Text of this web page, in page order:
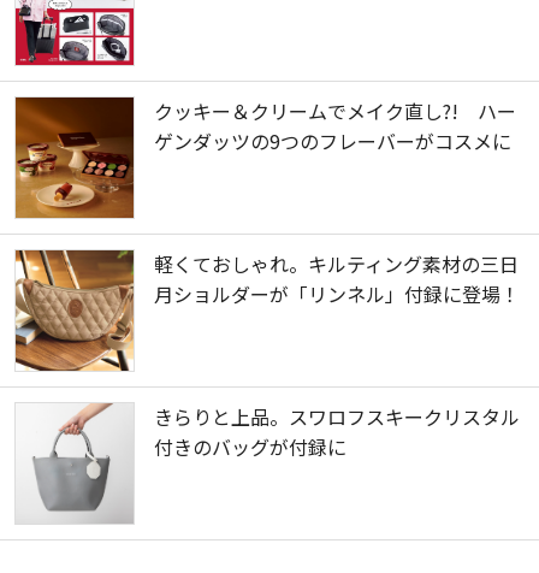
クッキー＆クリームでメイク直し?! ハー
ゲンダッツの9つのフレーバーがコスメに
軽くておしゃれ。キルティング素材の三日
月ショルダーが「リンネル」付録に登場！
きらりと上品。スワロフスキークリスタル
付きのバッグが付録に